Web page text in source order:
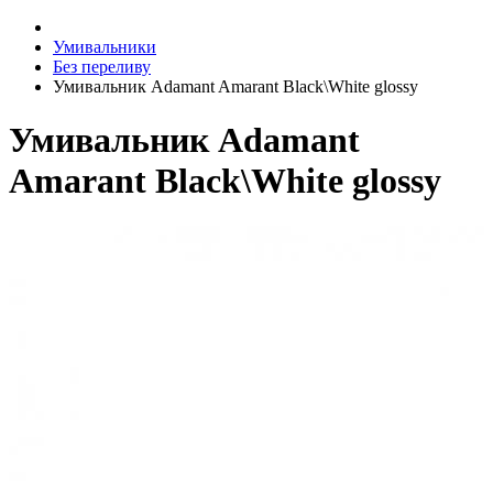
Умивальники
Без переливу
Умивальник Adamant Amarant Black\White glossy
Умивальник Adamant
Amarant Black\White glossy